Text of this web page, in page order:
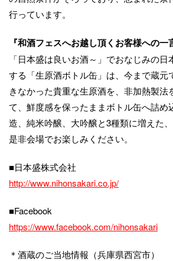
行っています。
『和酒フェスへお越し頂くお客様への一
「日本盛は良いお酒～」でおなじみの
する「生原酒ボトル缶」は、今まで蔵元
きなかった貴重な生原酒を、非加熱製法
て、鮮度感を保ったままボトル缶へ詰め
造、純米吟醸、大吟醸と3種類に増えた
是非会場でお楽しみください。
■日本盛株式会社
http://www.nihonsakari.co.jp/
■Facebook
https://www.facebook.com/nihonsakari
＊酒蔵のご当地情報（兵庫県西宮市）